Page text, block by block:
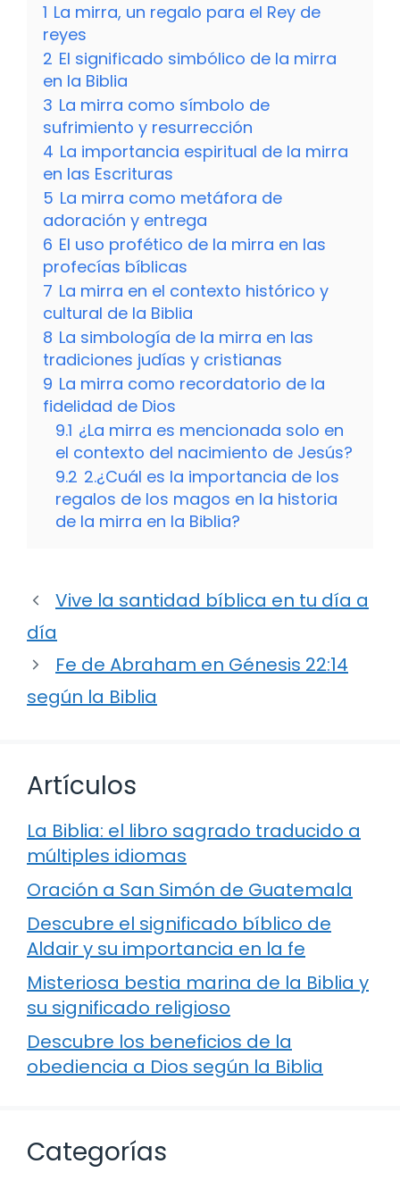
1 La mirra, un regalo para el Rey de
reyes
2 El significado simbólico de la mirra
en la Biblia
3 La mirra como símbolo de
sufrimiento y resurrección
4 La importancia espiritual de la mirra
en las Escrituras
5 La mirra como metáfora de
adoración y entrega
6 El uso profético de la mirra en las
profecías bíblicas
7 La mirra en el contexto histórico y
cultural de la Biblia
8 La simbología de la mirra en las
tradiciones judías y cristianas
9 La mirra como recordatorio de la
fidelidad de Dios
9.1 ¿La mirra es mencionada solo en
el contexto del nacimiento de Jesús?
9.2 2.¿Cuál es la importancia de los
regalos de los magos en la historia
de la mirra en la Biblia?
Vive la santidad bíblica en tu día a
día
Fe de Abraham en Génesis 22:14
según la Biblia
Artículos
La Biblia: el libro sagrado traducido a
múltiples idiomas
Oración a San Simón de Guatemala
Descubre el significado bíblico de
Aldair y su importancia en la fe
Misteriosa bestia marina de la Biblia y
su significado religioso
Descubre los beneficios de la
obediencia a Dios según la Biblia
Categorías